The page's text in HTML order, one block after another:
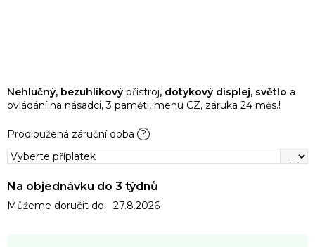
Nehlučný, bezuhlíkový přístroj, dotykový displej, světlo a
ovládání na násadci, 3 paměti, menu CZ, záruka 24 měs.!
Prodloužená záruční doba ?
Na objednávku do 3 týdnů
Můžeme doručit do: 27.8.2026